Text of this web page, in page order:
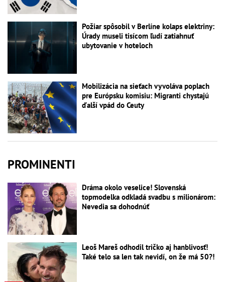
Požiar spôsobil v Berlíne kolaps elektriny:
Úrady museli tisícom ľudí zatiahnuť
ubytovanie v hoteloch
Mobilizácia na sieťach vyvoláva poplach
pre Európsku komisiu: Migranti chystajú
ďalší vpád do Ceuty
PROMINENTI
Dráma okolo veselice! Slovenská
topmodelka odkladá svadbu s milionárom:
Nevedia sa dohodnúť
Leoš Mareš odhodil tričko aj hanblivosť!
Také telo sa len tak nevidí, on že má 50?!